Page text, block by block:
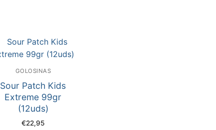
GOLOSINAS
Sour Patch Kids
Extreme 99gr
(12uds)
€22,95